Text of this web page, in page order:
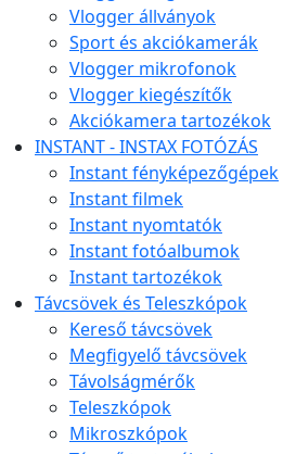
Vlogger állványok
Sport és akciókamerák
Vlogger mikrofonok
Vlogger kiegészítők
Akciókamera tartozékok
INSTANT - INSTAX FOTÓZÁS
Instant fényképezőgépek
Instant filmek
Instant nyomtatók
Instant fotóalbumok
Instant tartozékok
Távcsövek és Teleszkópok
Kereső távcsövek
Megfigyelő távcsövek
Távolságmérők
Teleszkópok
Mikroszkópok